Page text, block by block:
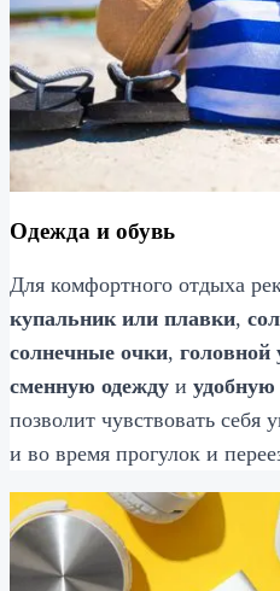
Одежда и обувь
Для комфортного отдыха
купальник или плавки,
солнечные очки, головной
сменную одежду и удобную
позволит чувствовать себя
и во время прогулок и